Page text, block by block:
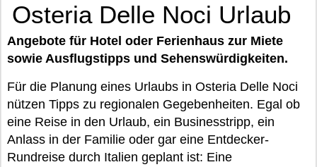
Osteria Delle Noci Urlaub
Angebote für Hotel oder Ferienhaus zur Miete
sowie Ausflugstipps und Sehenswürdigkeiten.
Für die Planung eines Urlaubs in Osteria Delle Noci
nützen Tipps zu regionalen Gegebenheiten. Egal ob
eine Reise in den Urlaub, ein Businesstripp, ein
Anlass in der Familie oder gar eine Entdecker-
Rundreise durch Italien geplant ist: Eine